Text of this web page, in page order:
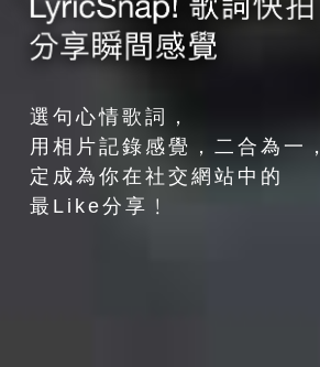
選句心情歌詞，
用相片記錄感覺，二合為一，
定成為你在社交網站中的
最Like分享﹗